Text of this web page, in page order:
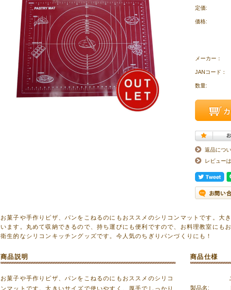
定価:
価格:
メーカー：
JANコード：
数量:
返品につ
レビュー
お菓子や手作りピザ、パンをこねるのにもおススメのシリコンマットです。大
います。丸めて収納できるので、持ち運びにも便利ですので、お料理教室にも
衛生的なシリコンキッチングッズです。今人気のちぎりパンづくりにも！
商品説明
お菓子や手作りピザ、パンをこねるのにもおススメのシリコ
ンマットです。大きいサイズで使いやすく、厚手でしっかり
商品仕様
製品名: